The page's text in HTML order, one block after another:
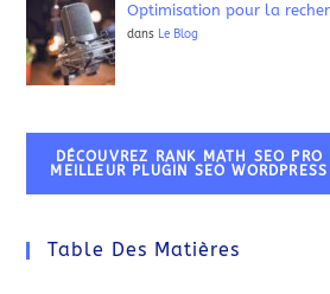
Optimisation pour la
dans Le Blog
DÉCOUVREZ RANK MATH SEO PRO
MEILLEUR PLUGIN SEO WORDPRESS
Table Des Matières